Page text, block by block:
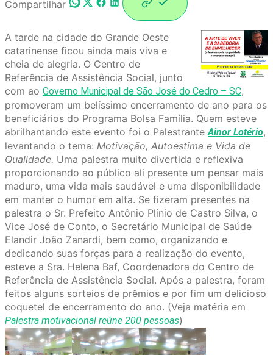
Compartilhar
A tarde na cidade do Grande Oeste
catarinense ficou ainda mais viva e
cheia de alegria. O Centro de
Referência de Assistência Social, junto
com ao Governo Municipal de São José do Cedro – SC,
promoveram um belíssimo encerramento de ano para os
beneficiários do Programa Bolsa Família. Quem esteve
abrilhantando este evento foi o PalestranteAinor Lotério,
levantando o tema: Motivação, Autoestima e Vida de
Qualidade. Uma palestra muito divertida e reflexiva
proporcionando ao público ali presente um pensar mais
maduro, uma vida mais saudável e uma disponibilidade
em manter o humor em alta. Se fizeram presentes na
palestra o Sr. Prefeito Antônio Plínio de Castro Silva, o
Vice José de Conto, o Secretário Municipal de Saúde
Elandir João Zanardi, bem como, organizando e
dedicando suas forças para a realização do evento,
esteve a Sra. Helena Baf, Coordenadora do Centro de
Referência de Assistência Social. Após a palestra, foram
feitos alguns sorteios de prêmios e por fim um delicioso
coquetel de encerramento do ano. (Veja matéria em
Palestra motivacional reúne 200 pessoas)